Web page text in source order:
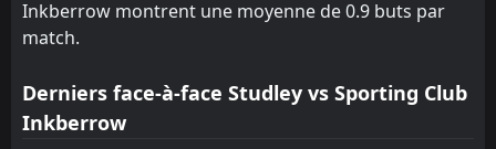
Inkberrow montrent une moyenne de 0.9 buts par
match.
Derniers face-à-face Studley vs Sporting Club
Inkberrow